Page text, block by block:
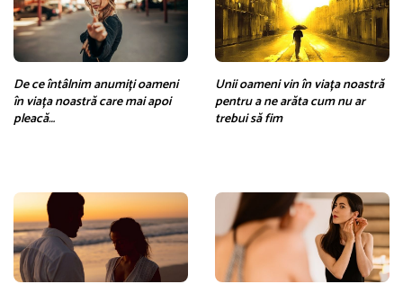
De ce întâlnim anumiți oameni
în viața noastră care mai apoi
pleacă…
Unii oameni vin în viața noastră
pentru a ne arăta cum nu ar
trebui să fim